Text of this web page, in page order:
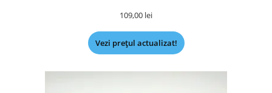
109,00 lei
Vezi prețul actualizat!